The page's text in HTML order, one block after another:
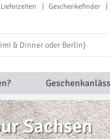
Lieferzeiten Geschenkefinder
Sachsen